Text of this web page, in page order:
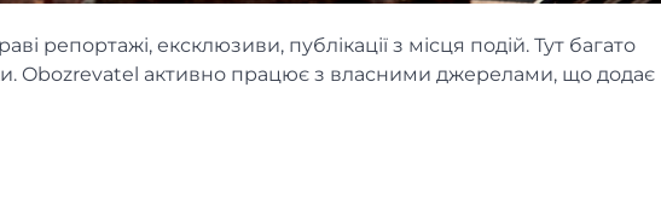
репортажі, ексклюзиви, публікації з місця подій. Тут багато
Obozrevatel активно працює з власними джерелами, що додає